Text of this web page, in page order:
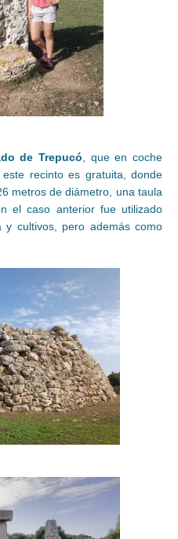
de Trepucó, que en coche
recinto es gratuita, donde
metros de diámetro, una taula
el caso anterior fue utilizado
y cultivos, pero además como